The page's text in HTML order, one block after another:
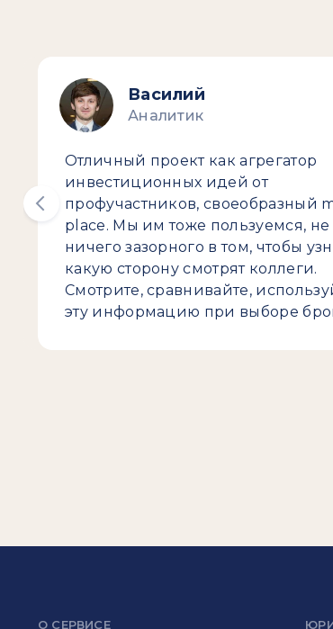
Василий
Аналитик
Отличный проект как агрегатор
инвестиционных идей от
профучастников, своеобразный
place. Мы им тоже пользуемся,
ничего зазорного в том, чтобы
какую сторону смотрят коллеги.
Смотрите, сравнивайте,
эту информацию при выборе
О СЕРВИСЕ